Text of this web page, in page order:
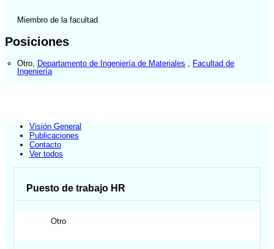
Miembro de la facultad
Posiciones
Otro Departamento de Ingeniería de Materiales
Facultad de
Ingeniería
Visión General
Publicaciones
Contacto
Ver todos
Puesto de trabajo HR
Otro